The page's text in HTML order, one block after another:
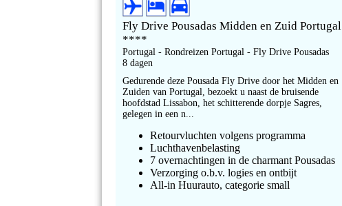
Fly Drive Pousadas Midden en Zuid Portugal
****
Portugal - Rondreizen Portugal - Fly Drive Pousadas
8 dagen
Gedurende deze Pousada Fly Drive door het Midden en
Zuiden van Portugal, bezoekt u naast de bruisende
hoofdstad Lissabon, het schitterende dorpje Sagres,
gelegen in een n...
Retourvluchten volgens programma
Luchthavenbelasting
7 overnachtingen in de charmant Pousadas
Verzorging o.b.v. logies en ontbijt
All-in Huurauto, categorie small